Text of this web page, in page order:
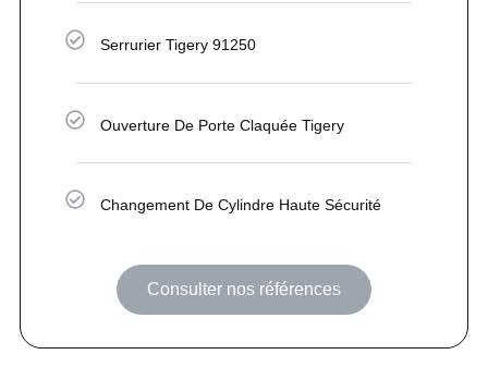
Serrurier Tigery 91250
Ouverture De Porte Claquée Tigery
Changement De Cylindre Haute Sécurité
Consulter nos références